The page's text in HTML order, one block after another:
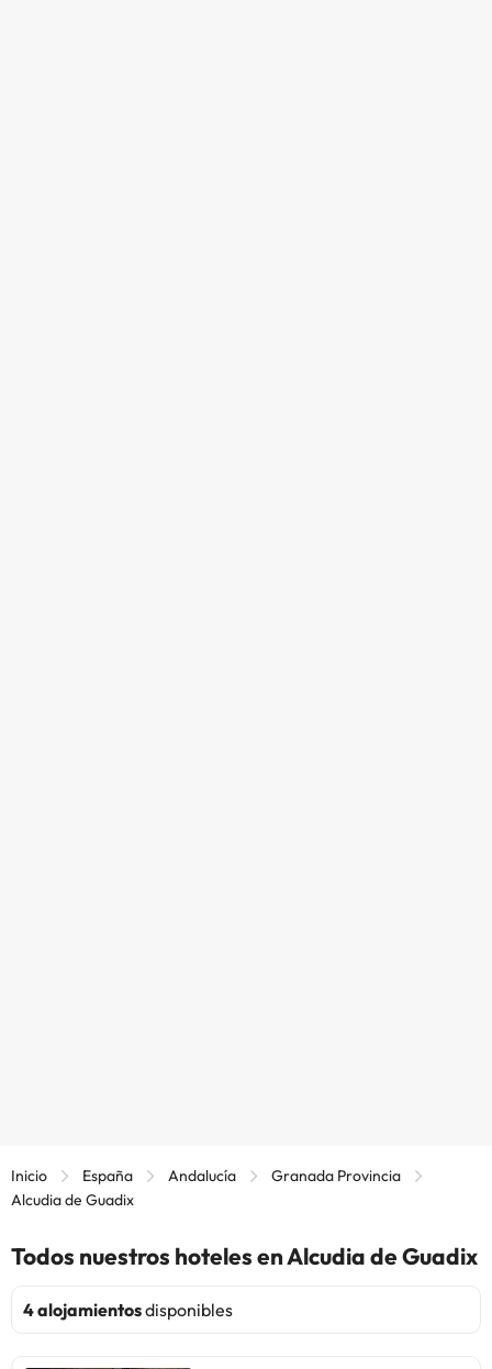
Inicio España Andalucía
Granada Provincia
Alcudia de Guadix
Todos nuestros hoteles en Alcudia de Guadix
4 alojamientosdisponibles